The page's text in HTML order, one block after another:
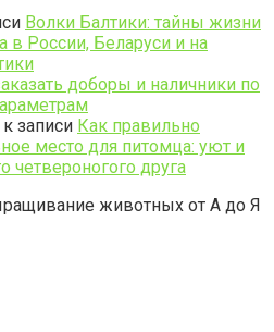
Волки Балтики: тайны жизни
в России, Беларуси и на
доборы и наличники по
к записи Как правильно
место для питомца: уют и
четвероногого друга
животных от А до Я